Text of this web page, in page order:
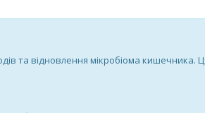
та відновлення мікробіома кишечника.